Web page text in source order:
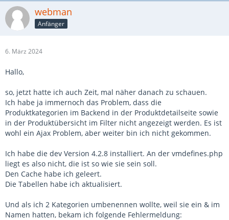
webman
Anfänger
6. März 2024
Hallo,
so, jetzt hatte ich auch Zeit, mal näher danach zu schauen.
Ich habe ja immernoch das Problem, dass die
Produktkategorien im Backend in der Produktdetailseite sowie
in der Produktübersicht im Filter nicht angezeigt werden. Es ist
wohl ein Ajax Problem, aber weiter bin ich nicht gekommen.
Ich habe die dev Version 4.2.8 installiert. An der vmdefines.php
liegt es also nicht, die ist so wie sie sein soll.
Den Cache habe ich geleert.
Die Tabellen habe ich aktualisiert.
Und als ich 2 Kategorien umbenennen wollte, weil sie ein & im
Namen hatten, bekam ich folgende Fehlermeldung: